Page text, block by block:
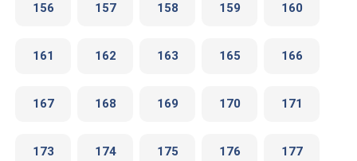
Play Video
156 157 158 159 160
161 162 163 165 166
167 168 169 170 171
173 174 175 176 177